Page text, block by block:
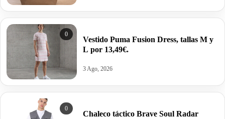
0
Vestido Puma Fusion Dress, tallas M y
L por 13,49€.
3 Ago, 2026
0
Chaleco táctico Brave Soul Radar